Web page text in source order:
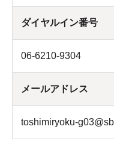
ダイヤルイン番号
06-6210-9304
メールアドレス
toshimiryoku-